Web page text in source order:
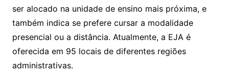
ser alocado na unidade de ensino mais próxima, e
também indica se prefere cursar a modalidade
presencial ou a distância. Atualmente, a EJA é
oferecida em 95 locais de diferentes regiões
administrativas.